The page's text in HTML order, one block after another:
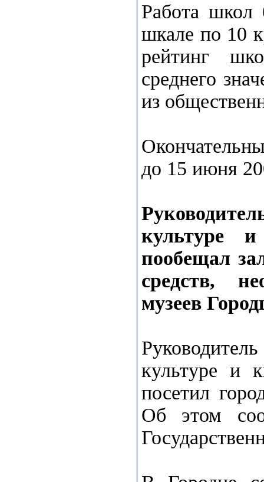
Работа школ
шкале по 10
рейтинг
среднего
из
до 15 июня
культуре
пообещал
средств,
музеев
культуре и
посетил
Об этом